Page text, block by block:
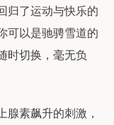
归了运动与快乐的
可以是驰骋雪道的
时切换，毫无负
素飙升的刺激，